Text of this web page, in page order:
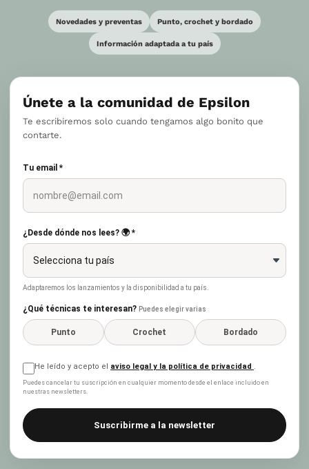
Novedades y preventas Punto, crochet y bordado
Información adaptada a tu país
Únete a la comunidad de Epsilon
Te escribiremos solo cuando tengamos algo bonito que
contarte.
Tu email *
¿Desde dónde nos lees? 🌍 *
Adaptaremos los lanzamientos y la disponibilidad a tu país.
¿Qué técnicas te interesan? Puedes elegir varias
Punto Crochet Bordado
He leído y acepto el aviso legal y la política de privacidad .
Puedes cancelar tu suscripción en cualquier momento desde el enlace incluido en
nuestras newsletters.
Suscribirme a la newsletter